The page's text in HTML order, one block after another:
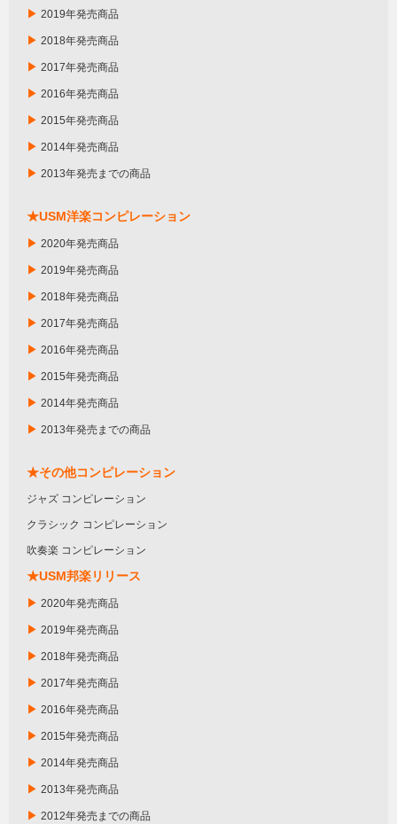
▶ 2019年発売商品
▶ 2018年発売商品
▶ 2017年発売商品
▶ 2016年発売商品
▶ 2015年発売商品
▶ 2014年発売商品
▶ 2013年発売までの商品
★USM洋楽コンピレーション
▶ 2020年発売商品
▶ 2019年発売商品
▶ 2018年発売商品
▶ 2017年発売商品
▶ 2016年発売商品
▶ 2015年発売商品
▶ 2014年発売商品
▶ 2013年発売までの商品
★その他コンピレーション
ジャズ コンピレーション
クラシック コンピレーション
吹奏楽 コンピレーション
★USM邦楽リリース
▶ 2020年発売商品
▶ 2019年発売商品
▶ 2018年発売商品
▶ 2017年発売商品
▶ 2016年発売商品
▶ 2015年発売商品
▶ 2014年発売商品
▶ 2013年発売商品
▶ 2012年発売までの商品